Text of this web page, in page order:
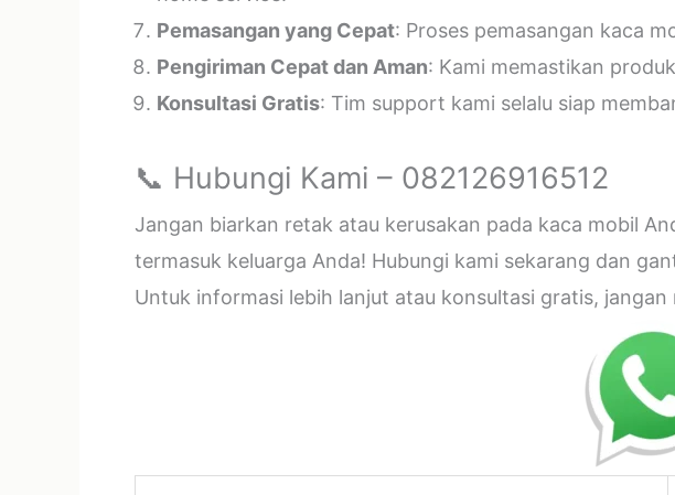
Pemasangan yang Cepat: Proses pemasangan kaca
Pengiriman Cepat dan Aman: Kami memastikan
Konsultasi Gratis: Tim support kami selalu siap
📞 Hubungi Kami – 082126916512
Jangan biarkan retak atau kerusakan pada kaca mobil
termasuk keluarga Anda! Hubungi kami sekarang dan
Untuk informasi lebih lanjut atau konsultasi gratis,